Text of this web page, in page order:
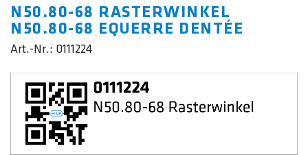
N50.80-68 RASTERWINKEL
N50.80-68 EQUERRE DENTÉE
Art.-Nr.: 0111224